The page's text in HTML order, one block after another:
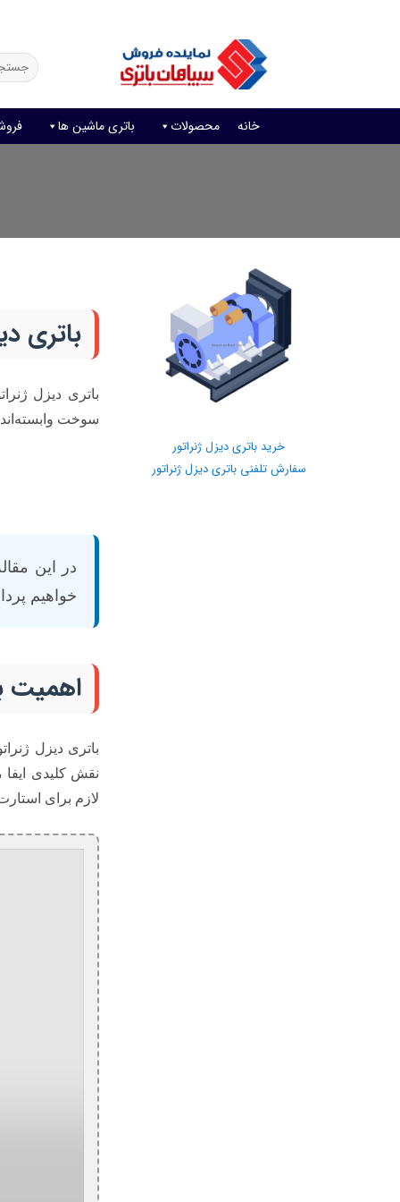
جستجو
برای:
خانه محصولات باتری ماشین ها
خرید باتری دیزل ژنراتور
سفارش تلفنی باتری دیزل ژنراتور
باتری
باتری دیزل
سوخت
در این
خواهیم
اهمیت
باتری دیزل
نقش کلیدی
لازم برای